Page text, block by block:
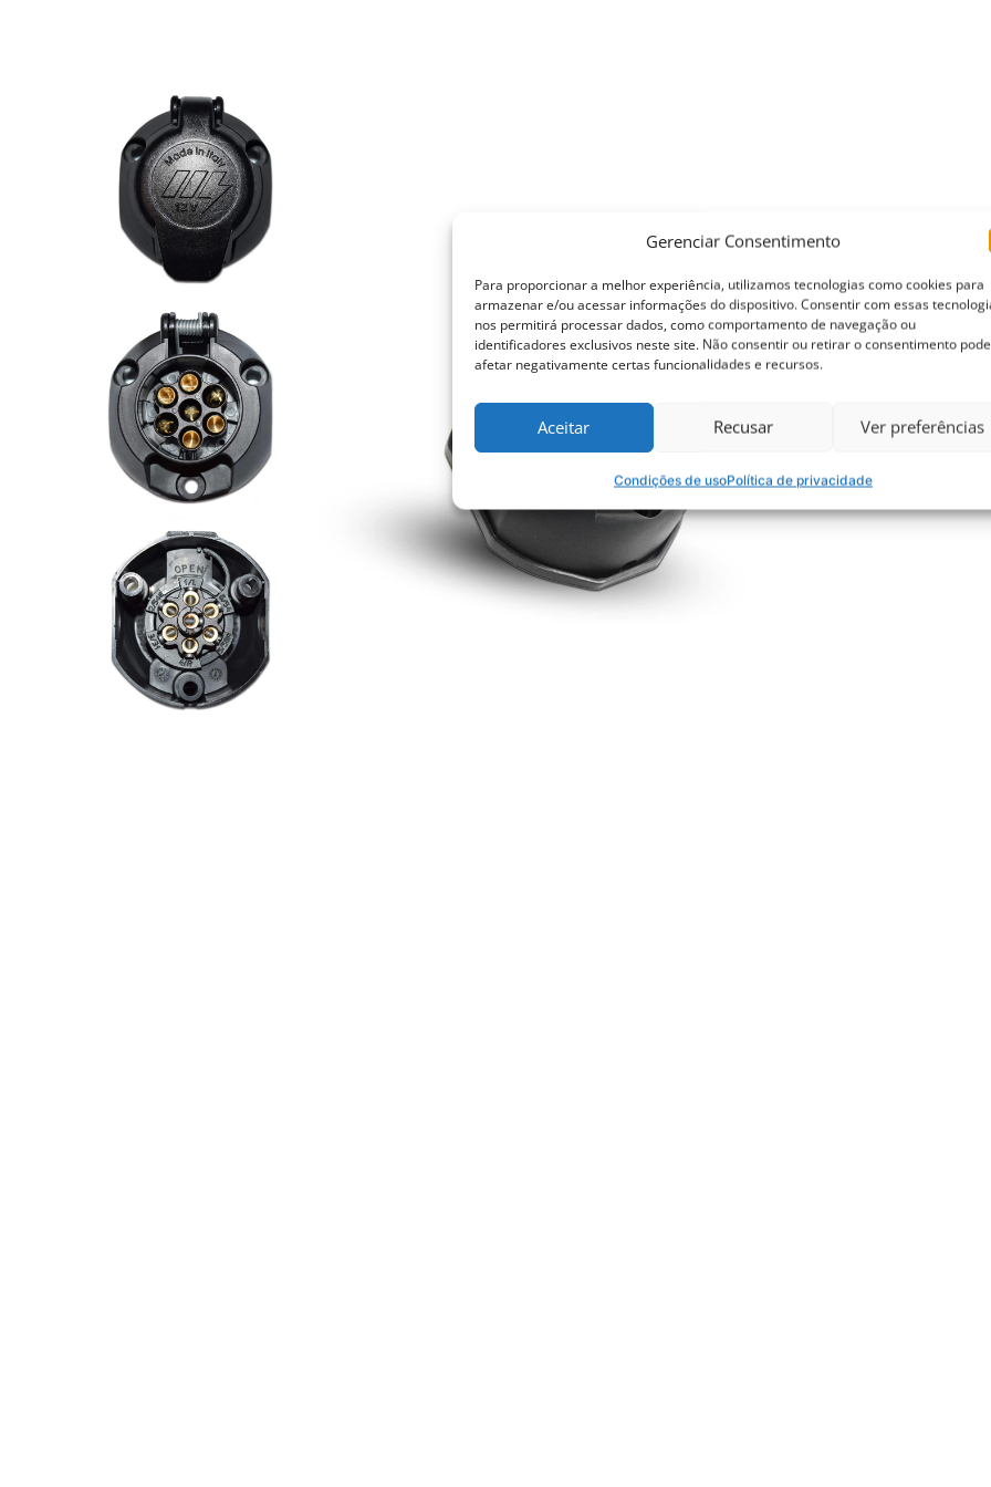
Gerenciar Consentimento
Para proporcionar a melhor experiência, utilizamos tecnologias como cookies para
armazenar e/ou acessar informações do dispositivo. Consentir com essas
nos permitirá processar dados, como comportamento de navegação ou
identificadores exclusivos neste site. Não consentir ou retirar o consentimento pode
afetar negativamente certas funcionalidades e recursos.
Aceitar Recusar Ver preferências
Condições de usoPolítica de privacidade